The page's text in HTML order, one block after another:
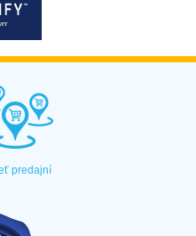
predajní